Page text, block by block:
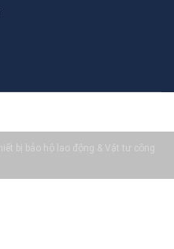
bị bảo hộ lao động & Vật tư công